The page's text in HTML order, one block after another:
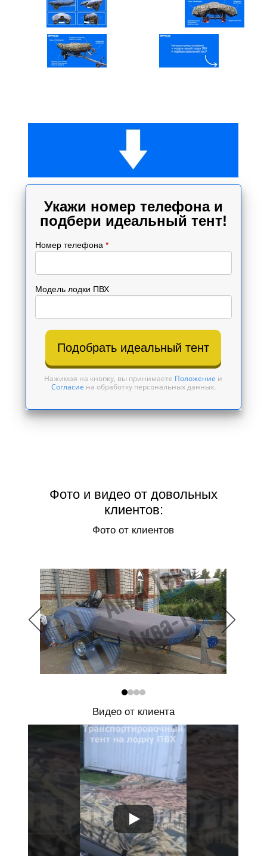
Укажи номер телефона и
подбери идеальный тент!
Номер телефона *
Модель лодки ПВХ
Подобрать идеальный тент
Нажимая на кнопку, вы принимаете Положение и
Согласие на обработку персональных данных.
Фото и видео от довольных
клиентов:
Фото от клиентов
Видео от клиента